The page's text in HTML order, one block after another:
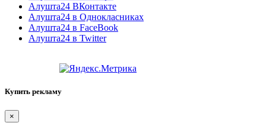
Алушта24 ВКонтакте
Алушта24 в Однокласниках
Алушта24 в FaceBook
Алушта24 в Twitter
Купить рекламу
×